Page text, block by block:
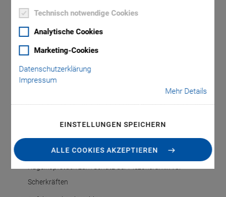
Technisch notwendige Cookies
Analytische Cookies
Marketing-Cookies
Datenschutzerklärung
Impressum
Mehr Details
EINSTELLUNGEN SPEICHERN
ALLE COOKIES AKZEPTIEREN
P-176.50-60-Bx
Kopfstücke für
Flexible Kopfstücke zum Ausgleich von Biegekräften
Scherkräften